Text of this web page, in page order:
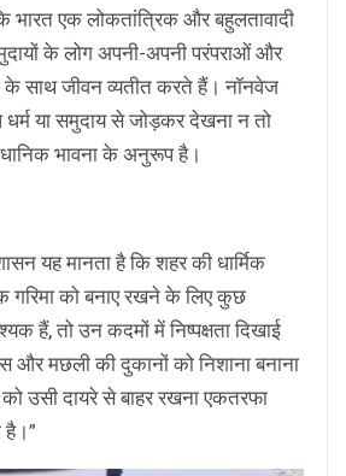
भारत एक लोकतांत्रिक और बहुलतावादी
के लोग अपनी-अपनी परंपराओं और
साथ जीवन व्यतीत करते हैं। नॉनवेज
या समुदाय से जोड़कर देखना न तो
भावना के अनुरूप है।
यह मानता है कि शहर की धार्मिक
गरिमा को बनाए रखने के लिए कुछ
हैं, तो उन कदमों में निष्पक्षता दिखाई
और मछली की दुकानों को निशाना बनाना
उसी दायरे से बाहर रखना एकतरफा
है।”